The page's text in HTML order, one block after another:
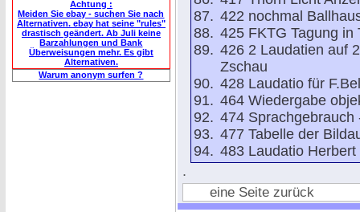
Achtung :
Meiden Sie ebay - suchen Sie nach
Alternativen. ebay hat seine "rules"
drastisch geändert. Ab Juli keine
Barzahlungen und Bank
Überweisungen mehr. Es gibt
Alternativen.
Warum anonym surfen ?
422 nochmal
425 FKTG Tagung
426 2 Laudatien auf
Zschau
428 Laudatio für
464 Wiedergabe
474
477 Tabelle der
483 Laudatio
.
eine Seite zurück